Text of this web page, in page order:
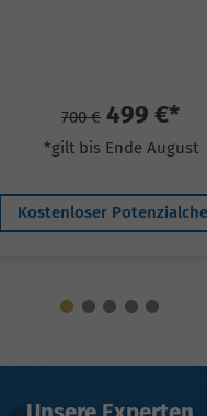
700 € 499 €*
*gilt bis Ende August
Kostenloser